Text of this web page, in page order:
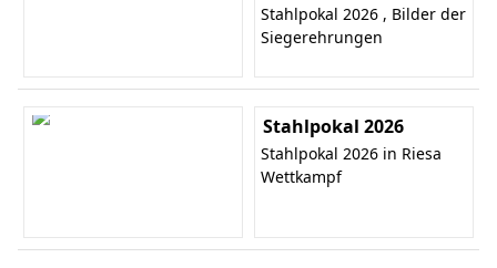
Stahlpokal 2026 , Bilder der
Siegerehrungen
Stahlpokal 2026
Stahlpokal 2026 in Riesa
Wettkampf